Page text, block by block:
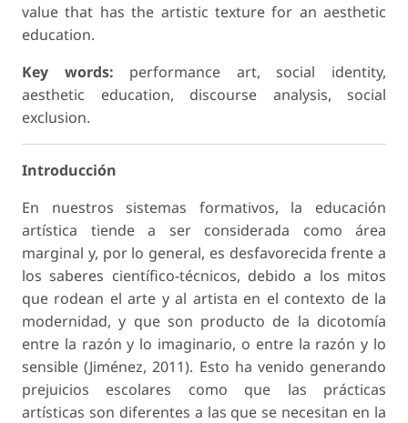
value that has the artistic texture for an aesthetic
education.
Key words: performance art, social identity,
aesthetic education, discourse analysis, social
exclusion.
Introducción
En nuestros sistemas formativos, la educación
artística tiende a ser considerada como área
marginal y, por lo general, es desfavorecida frente a
los saberes científico-técnicos, debido a los mitos
que rodean el arte y al artista en el contexto de la
modernidad, y que son producto de la dicotomía
entre la razón y lo imaginario, o entre la razón y lo
sensible (Jiménez, 2011). Esto ha venido generando
prejuicios escolares como que las prácticas
artísticas son diferentes a las que se necesitan en la